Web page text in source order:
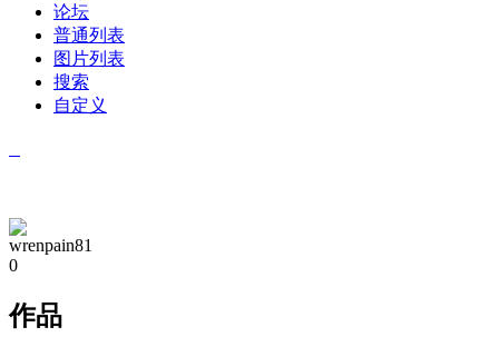
论坛
普通列表
图片列表
搜索
自定义
wrenpain81
0
作品